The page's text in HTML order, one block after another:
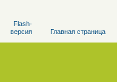
Flash-
версия
Главная страница